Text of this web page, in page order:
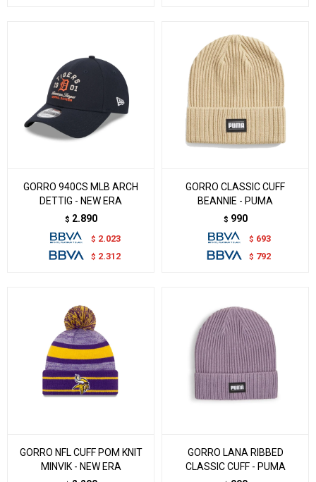
GORRO 940CS MLB ARCH
DETTIG - NEW ERA
$ 2.890
$ 2.023
$ 2.312
GORRO CLASSIC CUFF
BEANNIE - PUMA
$ 990
$ 693
$ 792
GORRO NFL CUFF POM KNIT
MINVIK - NEW ERA
GORRO LANA RIBBED
CLASSIC CUFF - PUMA